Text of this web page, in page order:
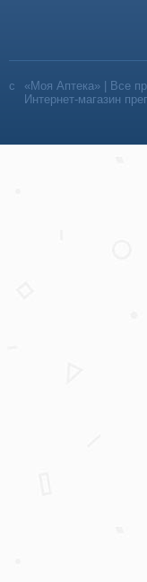
«Моя Аптека» | Все
Интернет-магазин